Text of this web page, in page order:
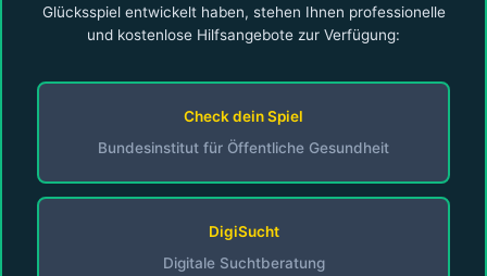
Glücksspiel entwickelt haben, stehen Ihnen professionelle
und kostenlose Hilfsangebote zur Verfügung:
Check dein Spiel
Bundesinstitut für Öffentliche Gesundheit
DigiSucht
Digitale Suchtberatung